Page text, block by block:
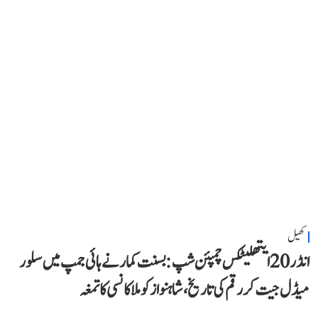
کھیل
انڈر 20 ایتھلیٹکس چمپئن شپ: بسنت کمار نے ہائی جمپ میں سلور
میڈل جیت کر رقم کی تاریخ، شاہنواز کو ملا کانسی کا تمغہ